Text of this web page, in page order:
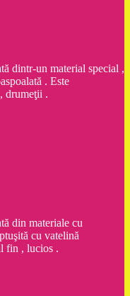
dintr-un material special ,
. Este
drumeţii .
din materiale cu
cu vatelină
fin , lucios .